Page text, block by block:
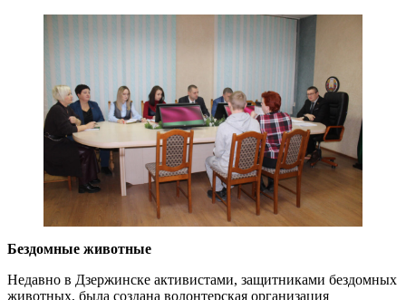
Бездомные животные
Недавно в Дзержинске активистами, защитниками бездомных
животных, была создана волонтерская организация